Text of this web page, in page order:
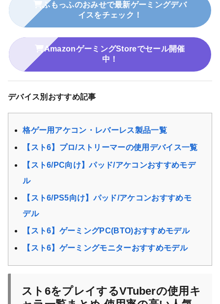
ふもっふのおみせで最新ゲーミングデバ
イスをチェック！
AmazonゲーミングStoreでセール開催
中！
デバイス別おすすめ記事
格ゲー用アケコン・レバーレス製品一覧
【スト6】プロ/ストリーマーの使用デバイス一覧
【スト6/PC向け】パッド/アケコンおすすめモデ
ル
【スト6/PS5向け】パッド/アケコンおすすめモ
デル
【スト6】ゲーミングPC(BTO)おすすめモデル
【スト6】ゲーミングモニターおすすめモデル
スト6をプレイするVTuberの使用キ